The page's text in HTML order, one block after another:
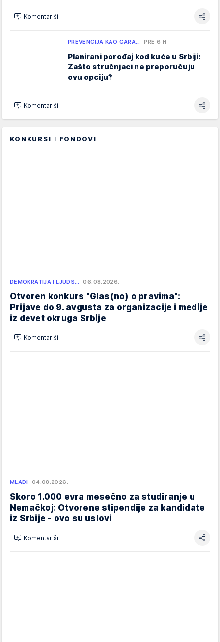
Komentariši
PREVENCIJA KAO GARA… PRE 6 H
Planirani porođaj kod kuće u Srbiji:
Zašto stručnjaci ne preporučuju
ovu opciju?
Komentariši
KONKURSI I FONDOVI
DEMOKRATIJA I LJUDS… 06.08.2026.
Otvoren konkurs "Glas(no) o pravima":
Prijave do 9. avgusta za organizacije i medije
iz devet okruga Srbije
Komentariši
MLADI 04.08.2026.
Skoro 1.000 evra mesečno za studiranje u
Nemačkoj: Otvorene stipendije za kandidate
iz Srbije - ovo su uslovi
Komentariši